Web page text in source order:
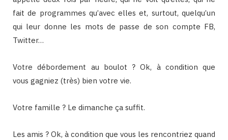
fait de programmes qu’avec elles et, surtout, quelqu’un
qui leur donne les mots de passe de son compte FB,
Twitter…
Votre débordement au boulot ? Ok, à condition que
vous gagniez (très) bien votre vie.
Votre famille ? Le dimanche ça suffit.
Les amis ? Ok, à condition que vous les rencontriez quand